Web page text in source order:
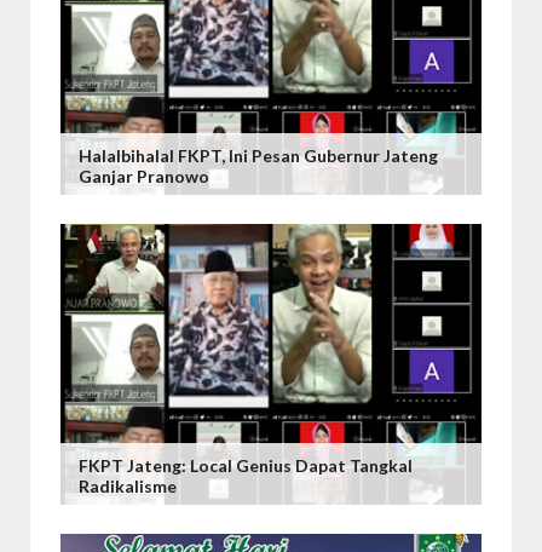
Halalbihalal FKPT, Ini Pesan Gubernur Jateng
Ganjar Pranowo
FKPT Jateng: Local Genius Dapat Tangkal
Radikalisme